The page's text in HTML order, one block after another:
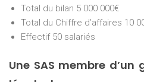
Total du bilan 5 000 000€
Total du Chiffre d’affaires 10
Effectif 50 salariés
Une SAS membre